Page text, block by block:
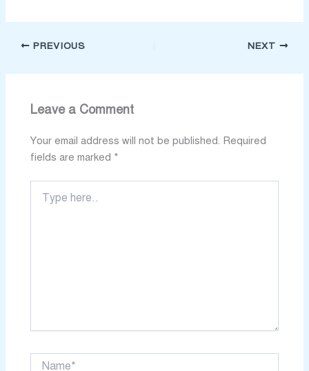
PREVIOUS NEXT
Leave a Comment
Your email address will not be published. Required
fields are marked *
here..
Name*